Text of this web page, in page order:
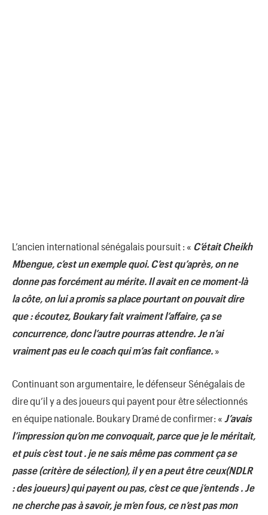
L’ancien international sénégalais poursuit : « C’était Cheikh
Mbengue, c’est un exemple quoi. C’est qu’après, on ne
donne pas forcément au mérite. Il avait en ce moment-là
la côte, on lui a promis sa place pourtant on pouvait dire
que : écoutez, Boukary fait vraiment l’affaire, ça se
concurrence, donc l’autre pourras attendre. Je n’ai
vraiment pas eu le coach qui m’as fait confiance. »
Continuant son argumentaire, le défenseur Sénégalais de
dire qu’il y a des joueurs qui payent pour être sélectionnés
en équipe nationale. Boukary Dramé de confirmer: « J’avais
l’impression qu’on me convoquait, parce que je le méritait,
et puis c’est tout . je ne sais même pas comment ça se
passe (critère de sélection), il y en a peut être ceux(NDLR
: des joueurs) qui payent ou pas, c’est ce que j’entends . Je
ne cherche pas à savoir, je m’en fous, ce n’est pas mon